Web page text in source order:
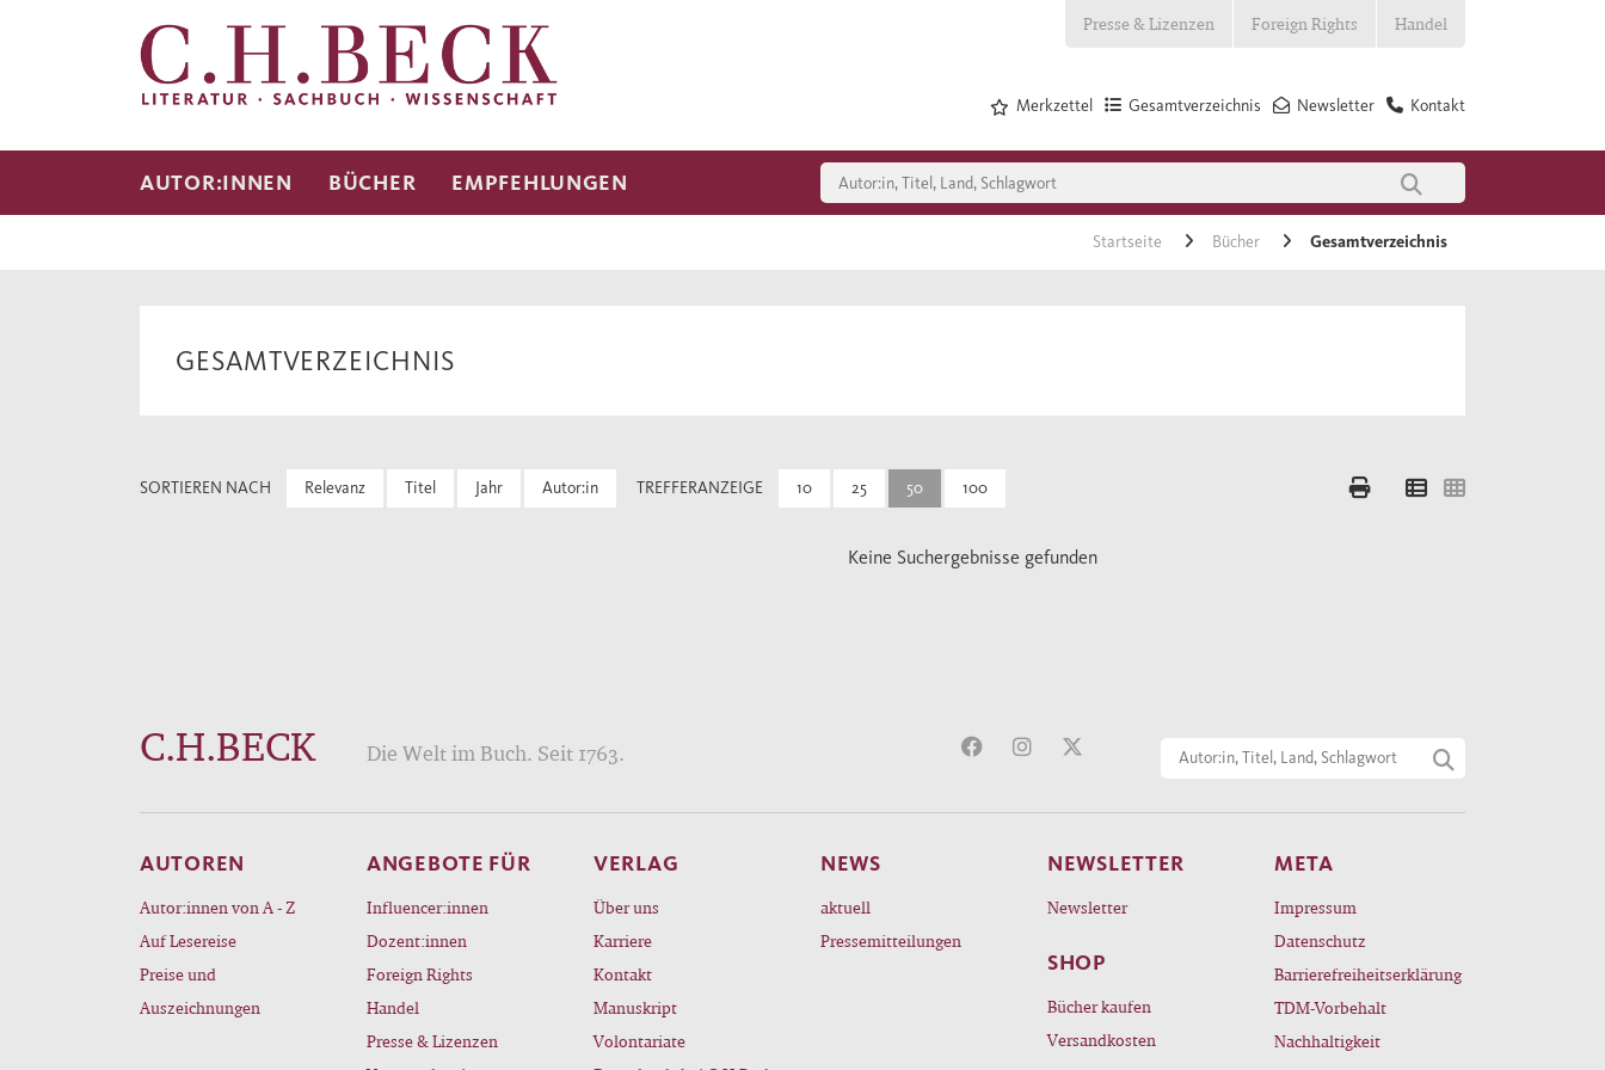
Presse & Lizenzen Foreign Rights Handel
Kontakt
Newsletter
Gesamtverzeichnis
Merkzettel
AUTOR:INNEN BÜCHER EMPFEHLUNGEN
Startseite Bücher Gesamtverzeichnis
GESAMTVERZEICHNIS
SORTIEREN NACH Relevanz Titel Jahr Autor:in TREFFERANZEIGE 10 25 50 100
Keine Suchergebnisse gefunden
C.H.BECK Die Welt im Buch. Seit 1763.
AUTOREN
Autor:innen von A - Z
Auf Lesereise
Preise und
Auszeichnungen
ANGEBOTE FÜR
Influencer:innen
Dozent:innen
Foreign Rights
Handel
Presse & Lizenzen
VERLAG
Über uns
Karriere
Kontakt
Manuskript
Volontariate
NEWS
aktuell
Pressemitteilungen
NEWSLETTER
Newsletter
SHOP
Bücher kaufen
Versandkosten
META
Impressum
Datenschutz
Barrierefreiheitserklärung
TDM-Vorbehalt
Nachhaltigkeit